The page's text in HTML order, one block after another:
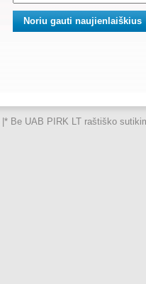
* Be UAB PIRK LT raštiško